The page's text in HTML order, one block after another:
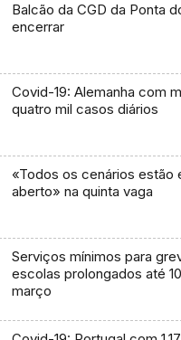
Balcão da CGD da Ponta
encerrar
Covid-19: Alemanha com
quatro mil casos diários
«Todos os cenários estão
aberto» na quinta vaga
Serviços mínimos para
escolas prolongados até
março